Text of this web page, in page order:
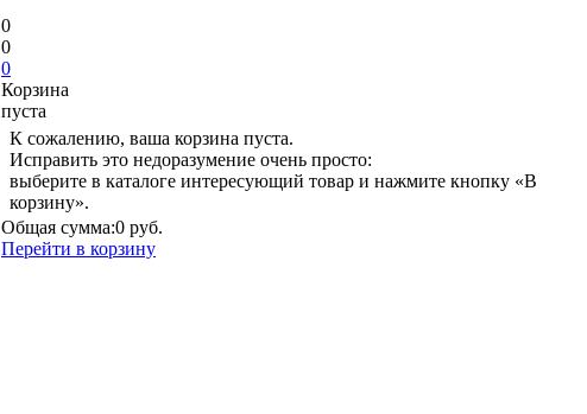
0
0
0
Корзина
пуста
К сожалению, ваша корзина пуста.
Исправить это недоразумение очень просто:
выберите в каталоге интересующий товар и нажмите кнопку «В
корзину».
Общая сумма:0 руб.
Перейти в корзину